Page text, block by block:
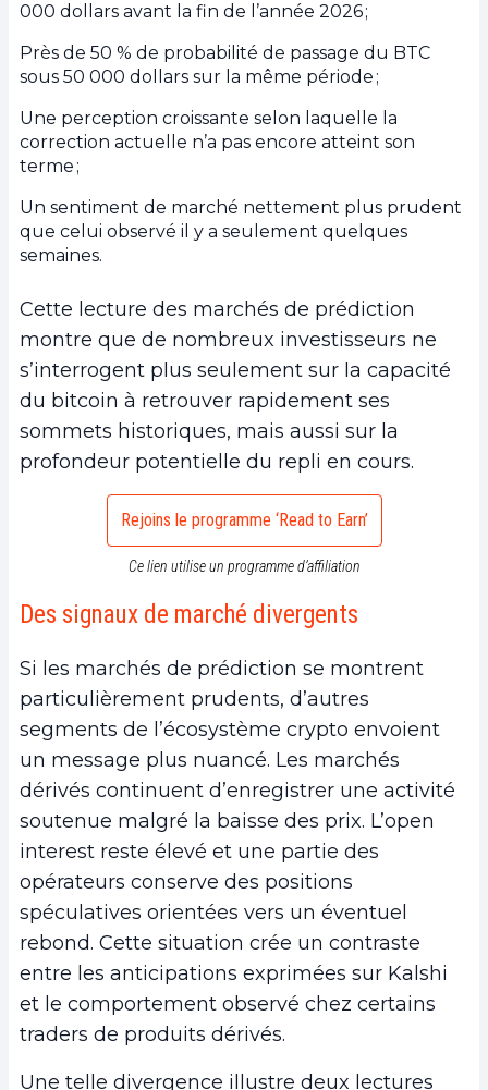
000 dollars avant la fin de l’année 2026 ;
Près de 50 % de probabilité de passage du BTC
sous 50 000 dollars sur la même période ;
Une perception croissante selon laquelle la
correction actuelle n’a pas encore atteint son
terme ;
Un sentiment de marché nettement plus prudent
que celui observé il y a seulement quelques
semaines.
Cette lecture des marchés de prédiction
montre que de nombreux investisseurs ne
s’interrogent plus seulement sur la capacité
du bitcoin à retrouver rapidement ses
sommets historiques, mais aussi sur la
profondeur potentielle du repli en cours.
Rejoins le programme ‘Read to Earn’
Ce lien utilise un programme d’affiliation
Des signaux de marché divergents
Si les marchés de prédiction se montrent
particulièrement prudents, d’autres
segments de l’écosystème crypto envoient
un message plus nuancé. Les marchés
dérivés continuent d’enregistrer une activité
soutenue malgré la baisse des prix. L’open
interest reste élevé et une partie des
opérateurs conserve des positions
spéculatives orientées vers un éventuel
rebond. Cette situation crée un contraste
entre les anticipations exprimées sur Kalshi
et le comportement observé chez certains
traders de produits dérivés.
Une telle divergence illustre deux lectures